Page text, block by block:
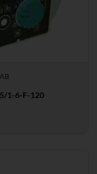
1-6-F-120